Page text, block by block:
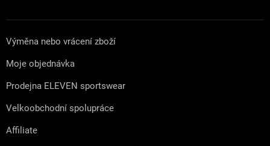
Výměna nebo vrácení zboží
Moje objednávka
Prodejna ELEVEN sportswear
Velkoobchodní spolupráce
Affiliate